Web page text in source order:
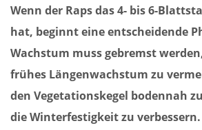
Wenn der Raps das 4- bis 6-
hat, beginnt eine entscheidende
Wachstum muss gebremst
frühes Längenwachstum zu
den Vegetationskegel bodennah
die Winterfestigkeit zu